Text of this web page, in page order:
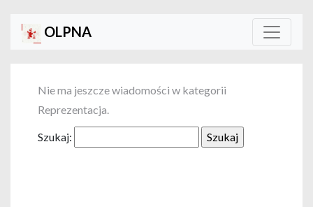
OLPNA
Nie ma jeszcze wiadomości w kategorii
Reprezentacja.
Szukaj: